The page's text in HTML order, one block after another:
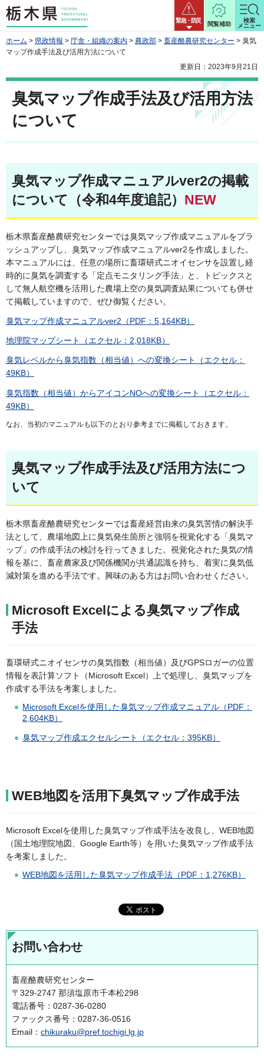
栃木県 緊急・防災
閲覧補助
検索
メニュー
ホーム > 県政情報 > 庁舎・組織の案内 > 農政部 > 畜産酪農研究センター > 臭気
マップ作成手法及び活用方法について
更新日：2023年9月21日
臭気マップ作成手法及び活用方法
について
臭気マップ作成マニュアルver2の掲載
について（令和4年度追記） NEW
栃木県畜産酪農研究センターでは臭気マップ作成マニュアルをブラ
ッシュアップし、臭気マップ作成マニュアルver2を作成しました。
本マニュアルには、任意の場所に畜環研式ニオイセンサを設置し経
時的に臭気を調査する「定点モニタリング手法」と、トピックスと
して無人航空機を活用した農場上空の臭気調査結果についても併せ
て掲載していますので、ぜひ御覧ください。
臭気マップ作成マニュアルver2（PDF：5,164KB）
地理院マップシート（エクセル：2,018KB）
臭気レベルから臭気指数（相当値）への変換シート（エクセル：
49KB）
臭気指数（相当値）からアイコンNOへの変換シート（エクセル：
49KB）
なお、当初のマニュアルも以下のとおり参考までに掲載しておきます。
臭気マップ作成手法及び活用方法につ
いて
栃木県畜産酪農研究センターでは畜産経営由来の臭気苦情の解決手
法として、農場地図上に臭気発生箇所と強弱を視覚化する「臭気マ
ップ」の作成手法の検討を行ってきました。視覚化された臭気の情
報を基に、畜産農家及び関係機関が共通認識を持ち、着実に臭気低
減対策を進める手法です。興味のある方はお問い合わせください。
Microsoft Excelによる臭気マップ作成
手法
畜環研式ニオイセンサの臭気指数（相当値）及びGPSロガーの位置
情報を表計算ソフト（Microsoft Excel）上で処理し、臭気マップを
作成する手法を考案しました。
Microsoft Excelを使用した臭気マップ作成マニュアル（PDF：
2,604KB）
臭気マップ作成エクセルシート（エクセル：395KB）
WEB地図を活用下臭気マップ作成手法
Microsoft Excelを使用した臭気マップ作成手法を改良し、WEB地図
（国土地理院地図、Google Earth等）を用いた臭気マップ作成手法
を考案しました。
WEB地図を活用した臭気マップ作成手法（PDF：1,276KB）
お問い合わせ
畜産酪農研究センター
〒329-2747 那須塩原市千本松298
電話番号：0287-36-0280
ファックス番号：0287-36-0516
Email： chikuraku@pref.tochigi.lg.jp